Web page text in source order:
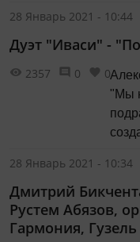
28 Январь 2021 - 10:44
Дуэт "Иваси" -
"Мы
что
2357 0 0
28 Январь 2021 - 10:34
Дмитрий
Рустем Абязов,
Гармония,